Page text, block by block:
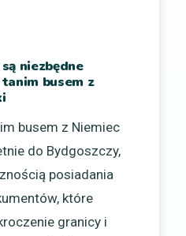
niezbędne
busem z
busem z Niemiec
do Bydgoszczy,
posiadania
które
granicy i